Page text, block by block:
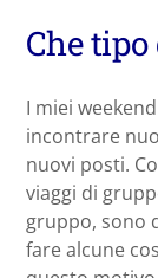
Che
I miei
incontrare
nuovi posti.
viaggi di
gruppo, sono
fare alcune